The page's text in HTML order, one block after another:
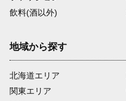
飲料(酒以外)
地域から探す
北海道エリア
関東エリア